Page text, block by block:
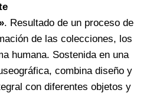
. Resultado de un proceso de
de las colecciones, los
humana. Sostenida en una
combina diseño y
con diferentes objetos y